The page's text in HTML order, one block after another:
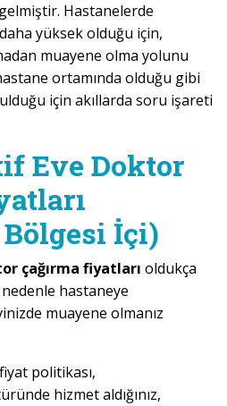
Hastanelerde
yüksek olduğu için,
muayene olma yolunu
ortamında olduğu gibi
için akıllarda soru işareti
Eve Doktor
İçi)
çağırma fiyatları oldukça
hastaneye
muayene olmanız
politikası,
hizmet aldığınız,